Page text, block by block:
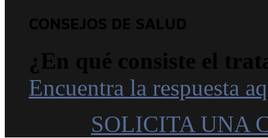
CONSEJOS DE SALUD
¿En qué consiste el
Encuentra la respuesta
SOLICITA UNA